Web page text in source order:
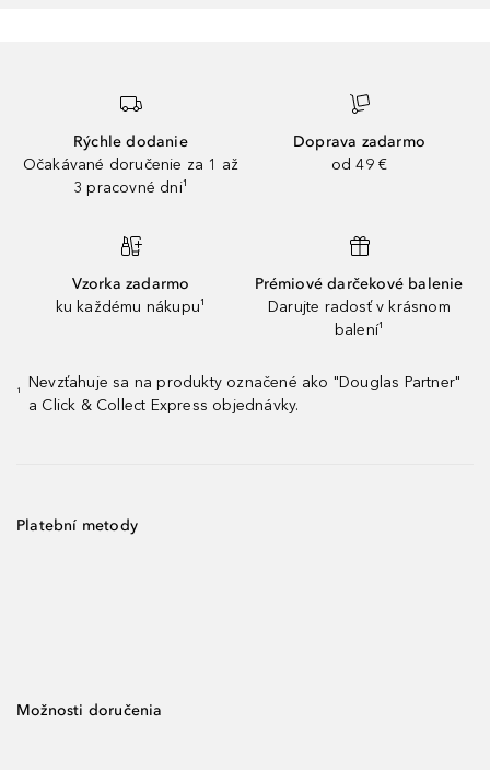
Rýchle dodanie
Očakávané doručenie za 1 až
3 pracovné dni¹
Doprava zadarmo
od 49 €
Vzorka zadarmo
ku každému nákupu¹
Prémiové darčekové balenie
Darujte radosť v krásnom
balení¹
¹
Nevzťahuje sa na produkty označené ako "Douglas Partner"
a Click & Collect Express objednávky.
Platební metody
Možnosti doručenia